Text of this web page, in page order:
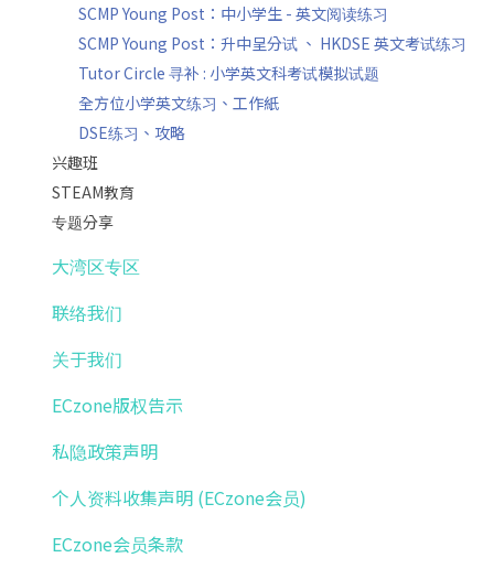
SCMP Young Post：中小学生 - 英文阅读练习
SCMP Young Post：升中呈分试 、 HKDSE 英文考试练习
Tutor Circle 寻补 : 小学英文科考试模拟试题
全方位小学英文练习、工作紙
DSE练习、攻略
兴趣班
STEAM教育
专题分享
大湾区专区
联络我们
关于我们
ECzone版权告示
私隐政策声明
个人资料收集声明 (ECzone会员)
ECzone会员条款